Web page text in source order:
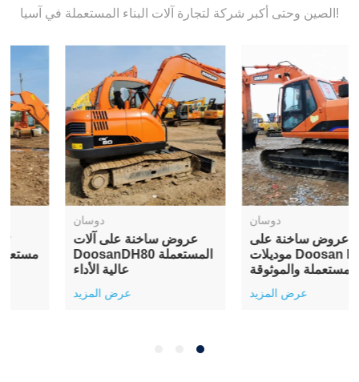
الصين وحتى أكبر شركة لتجارة آلات البناء المستعملة في آسيا!
عروض ساخنة على
موديلات Doosan DH220
المستعملة والموثوقة
عرض المزيد
بيع ساخن لـ Doosan
DH150 مستعملة وبأسعار
معقولة وموثوقة
عرض المزيد